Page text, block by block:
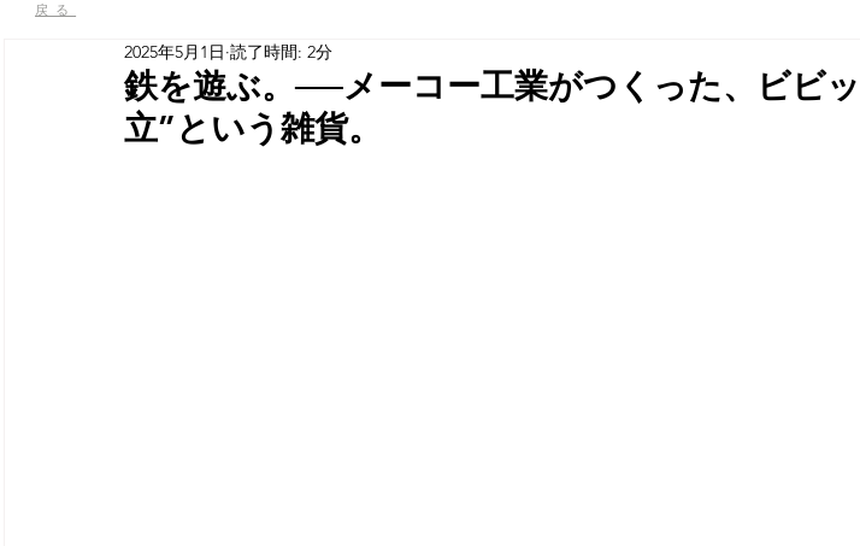
鉄を遊ぶ。──メーコー工業がつくった、ビビ
立”という雑貨。
2025年5月1日 読了時間: 2分
戻る